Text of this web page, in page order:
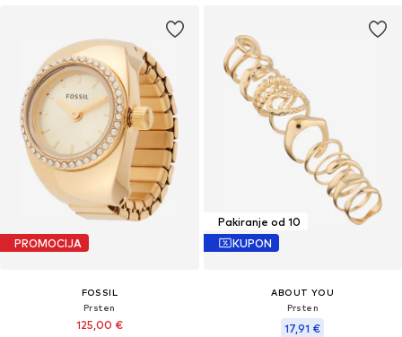
PROMOCIJA
FOSSIL
Prsten
125,00 €
Pakiranje od 10
KUPON
ABOUT YOU
Prsten
17,91 €